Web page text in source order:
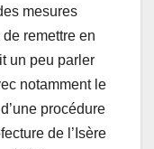
mesures
remettre en
un peu parler
notamment le
procédure
de l’Isère